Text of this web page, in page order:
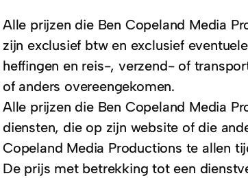
Alle prijzen die Ben Copeland Media
zijn exclusief btw en exclusief
heffingen en reis-, verzend- of
of anders overeengekomen.
Alle prijzen die Ben Copeland Media
diensten, die op zijn website of die
Copeland Media Productions te allen
De prijs met betrekking tot een